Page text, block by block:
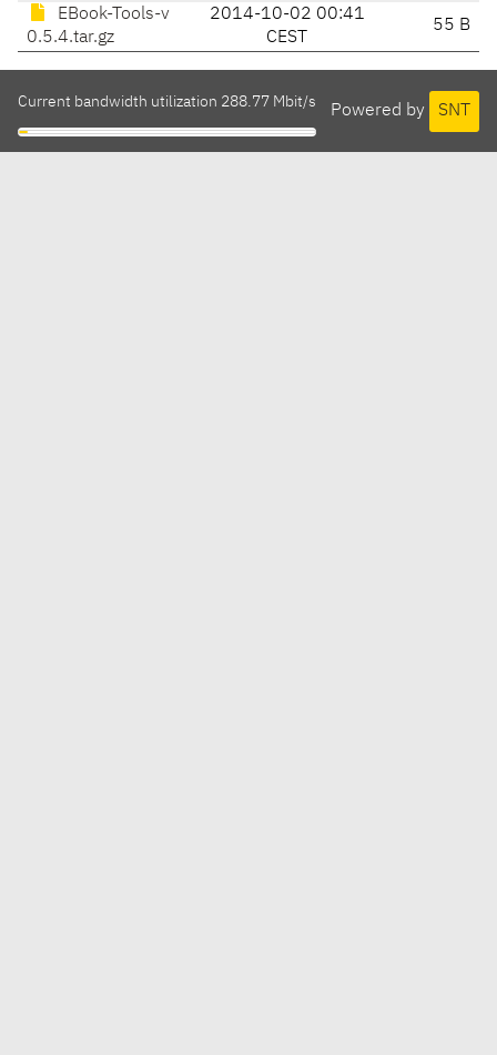
EBook-Tools-v
0.5.4.tar.gz
2014-10-02 00:41
CEST
55 B
Powered by SNT
Current bandwidth utilization 288.77 Mbit/s